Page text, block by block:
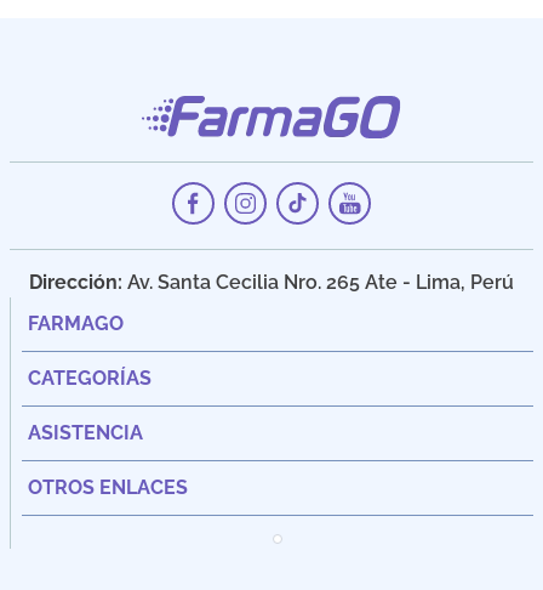
Dirección: Av. Santa Cecilia Nro. 265 Ate - Lima, Perú
FARMAGO
CATEGORÍAS
ASISTENCIA
OTROS ENLACES